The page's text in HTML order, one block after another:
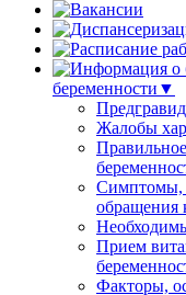
беременности▼
Жалобы
Симптомы,
обращения
Прием
Факторы,